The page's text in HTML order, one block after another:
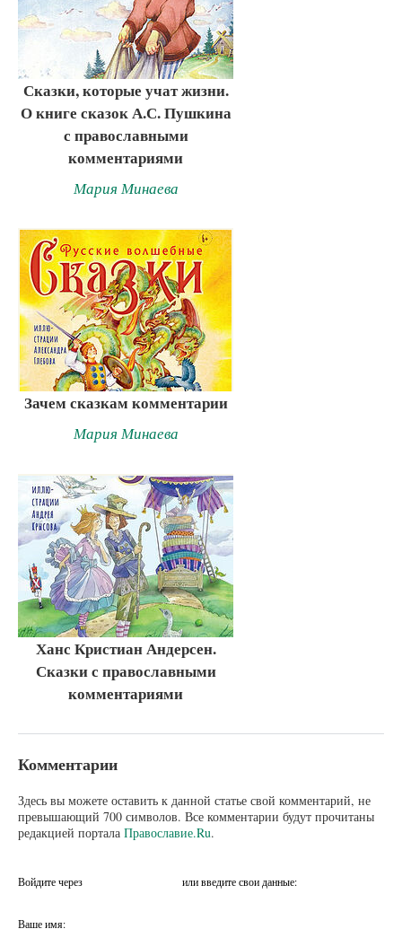
Сказки, которые учат жизни.
О книге сказок А.С. Пушкина
с православными
комментариями
Мария Минаева
Зачем сказкам комментарии
Мария Минаева
Ханс Кристиан Андерсен.
Сказки с православными
комментариями
Комментарии
Здесь вы можете оставить к данной статье свой комментарий, не
превышающий 700 символов. Все комментарии будут прочитаны
редакцией портала Православие.Ru.
Войдите через или введите свои данные:
Ваше имя: